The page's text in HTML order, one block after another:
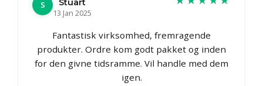
S
13 Jan 2025
Fantastisk virksomhed, fremragende
produkter. Ordre kom godt pakket og inden
for den givne tidsramme. Vil handle med dem
igen.